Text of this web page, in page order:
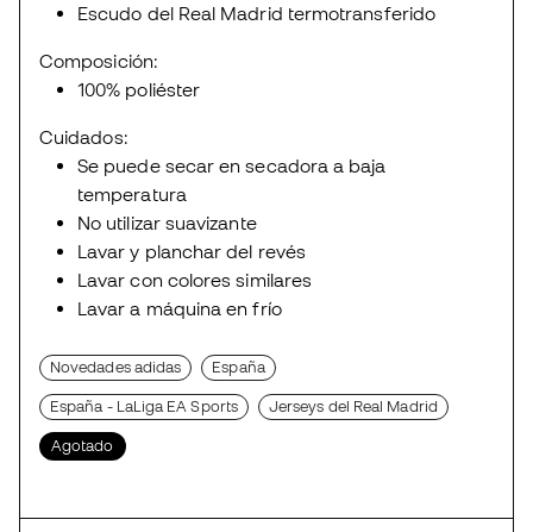
Escudo del Real Madrid termotransferido
Composición:
100% poliéster
Cuidados:
Se puede secar en secadora a baja
temperatura
No utilizar suavizante
Lavar y planchar del revés
Lavar con colores similares
Lavar a máquina en frío
Novedades adidas España
España - LaLiga EA Sports Jerseys del Real Madrid
Agotado